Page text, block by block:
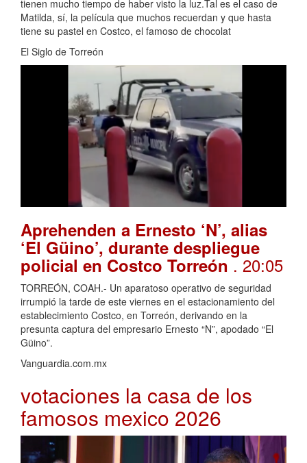
tienen mucho tiempo de haber visto la luz.Tal es el caso de
Matilda, sí, la película que muchos recuerdan y que hasta
tiene su pastel en Costco, el famoso de chocolat
El Siglo de Torreón
Aprehenden a Ernesto ‘N’, alias
‘El Güino’, durante despliegue
policial en Costco Torreón. 20:05
TORREÓN, COAH.- Un aparatoso operativo de seguridad
irrumpió la tarde de este viernes en el estacionamiento del
establecimiento Costco, en Torreón, derivando en la
presunta captura del empresario Ernesto “N”, apodado “El
Güino”.
Vanguardia.com.mx
votaciones la casa de los
famosos mexico 2026